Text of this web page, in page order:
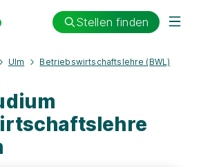
Stellen finden
Ulm Betriebswirtschaftslehre (BWL)